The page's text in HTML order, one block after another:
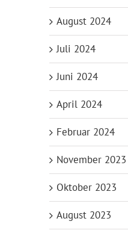
August 2024
Juli 2024
Juni 2024
April 2024
Februar 2024
November 2023
Oktober 2023
August 2023